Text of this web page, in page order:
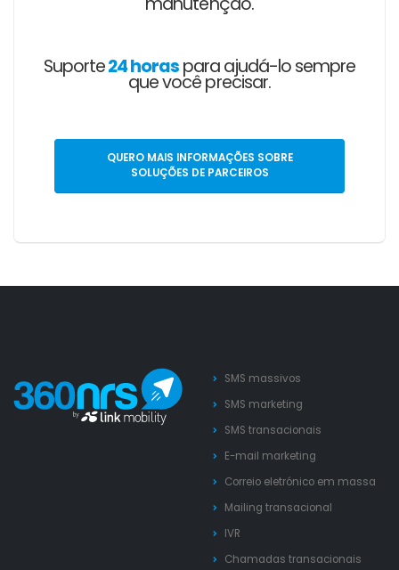
Suporte24 horaspara ajudá-lo sempre
que você precisar.
QUERO MAIS INFORMAÇÕES SOBRE
SOLUÇÕES DE PARCEIROS
SMS massivos
SMS marketing
SMS transacionais
E-mail marketing
Correio eletrónico em massa
Mailing transacional
IVR
Chamadas transacionais